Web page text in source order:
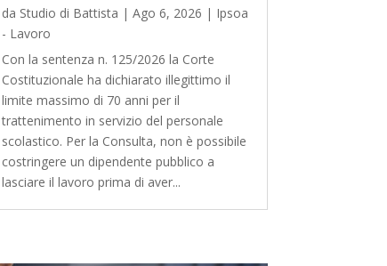
da Studio di Battista | Ago 6, 2026 | Ipsoa
- Lavoro
Con la sentenza n. 125/2026 la Corte
Costituzionale ha dichiarato illegittimo il
limite massimo di 70 anni per il
trattenimento in servizio del personale
scolastico. Per la Consulta, non è possibile
costringere un dipendente pubblico a
lasciare il lavoro prima di aver...